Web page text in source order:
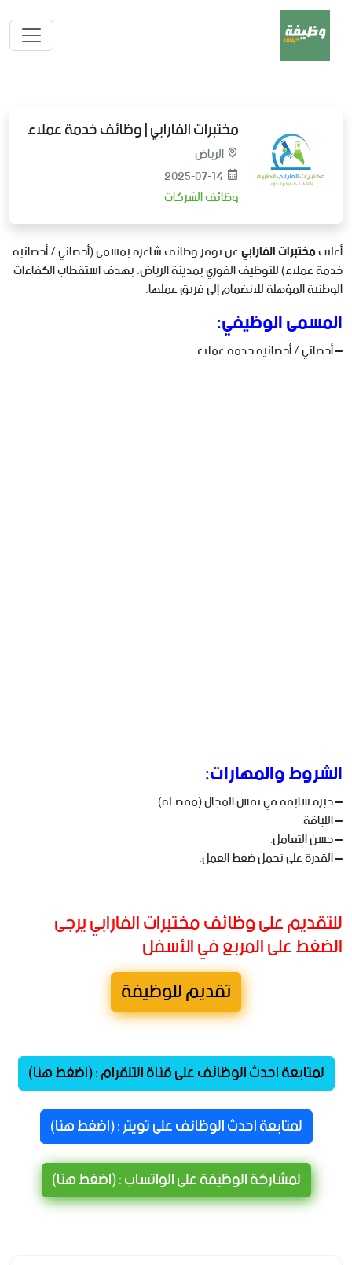
مختبرات الفارابي | وظائف خدمة عملاء
الرياض
2025-07-14
وظائف الشركات
أعلنتمختبرات الفارابيعن توفر وظائف شاغرة بمسمى (أخصائي / أخصائية
خدمة عملاء) للتوظيف الفوري بمدينة الرياض، بهدف استقطاب الكفاءات
الوطنية المؤهلة للانضمام إلى فريق عملها،
المسمى الوظيفي:
– أخصائي / أخصائية خدمة عملاء.
الشروط والمهارات:
– خبرة سابقة في نفس المجال (مفضّلة).
– اللباقة.
– حسن التعامل.
– القدرة على تحمل ضغط العمل.
للتقديم على وظائف مختبرات الفارابي يرجى
الضغط على المربع في الأسفل
تقديم للوظيفة
لمتابعة احدث الوظائف على قناة التلقرام : (اضغط هنا)
لمتابعة احدث الوظائف على تويتر : (اضغط هنا)
لمشاركة الوظيفة على الواتساب : (اضغط هنا)